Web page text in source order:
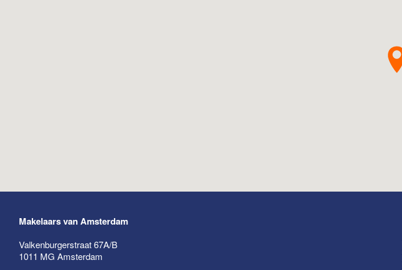
Makelaars van Amsterdam
Valkenburgerstraat 67A/B
1011 MG Amsterdam